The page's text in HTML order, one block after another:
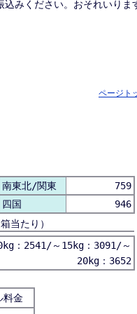
みください。おそれいりま
ページト
南東北/関東
759
四国
946
当たり）
：2541/～15kg：3091/～
20kg：3652
料金